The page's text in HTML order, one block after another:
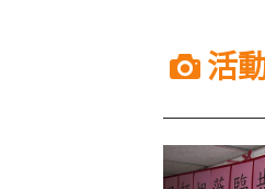
活